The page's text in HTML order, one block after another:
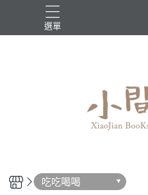
選單
吃吃喝喝